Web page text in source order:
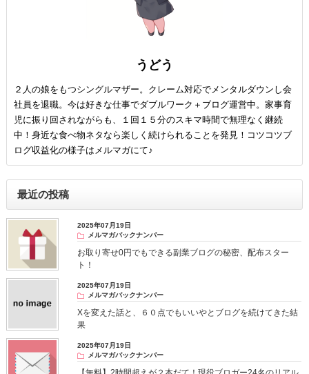
うどう
２人の娘をもつシングルマザー。クレーム対応でメンタルダウンし会
社員を退職。今は好きな仕事でダブルワーク＋ブログ運営中。家事育
児に振り回されながらも、１回１５分のスキマ時間で無理なく継続
中！身近な食べ物ネタなら楽しく続けられることを発見！コツコツブ
ログ収益化の様子はメルマガにて♪
最近の投稿
2025年07月19日
メルマガバックナンバー
お取り寄せ0円でもできる副業ブログの秘密、配布スター
ト！
2025年07月19日
メルマガバックナンバー
Xを変えた話と、６０点でもいいやとブログを続けてきた結
果
2025年07月19日
メルマガバックナンバー